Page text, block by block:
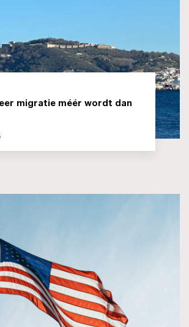
migratie méér wordt dan